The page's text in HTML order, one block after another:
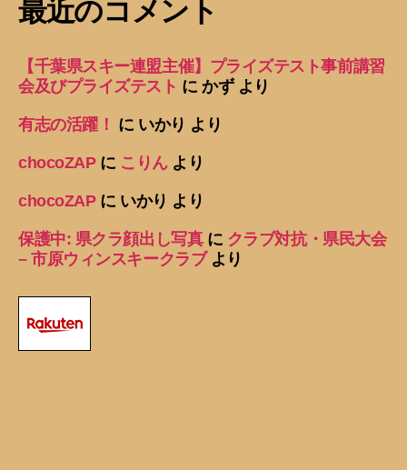
最近のコメント
【千葉県スキー連盟主催】プライズテスト事前講習
会及びプライズテスト にかずより
有志の活躍！ に いかり より
chocoZAPに こりんより
chocoZAPに いかり より
保護中: 県クラ顔出し写真に クラブ対抗・県民大会
– 市原ウィンスキークラブより